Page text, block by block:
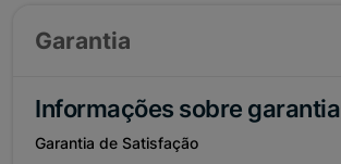
Garantia
Informações sobre garantia
Garantia de Satisfação